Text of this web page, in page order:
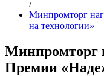
/
Минпромторг
на технологии»
Минпромторг
Премии